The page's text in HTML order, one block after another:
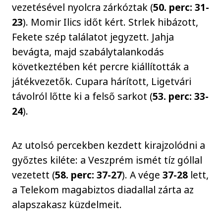
vezetésével nyolcra zárkóztak (50. perc: 31-
23). Momir Ilics időt kért. Strlek hibázott,
Fekete szép találatot jegyzett. Jahja
bevágta, majd szabálytalankodás
következtében két percre kiállították a
játékvezetők. Cupara hárított, Ligetvári
távolról lőtte ki a felső sarkot (53. perc: 33-
24).
Az utolsó percekben kezdett kirajzolódni a
győztes kiléte: a Veszprém ismét tíz góllal
vezetett (58. perc: 37-27). A vége37-28 lett,
a Telekom magabiztos diadallal zárta az
alapszakasz küzdelmeit.